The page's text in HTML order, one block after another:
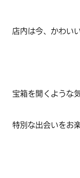
店内は今、かわい
宝箱を開くような気
特別な出会いをお